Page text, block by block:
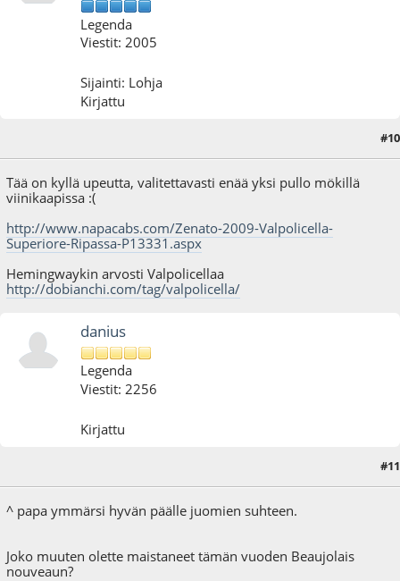
Legenda
Viestit: 2005
Sijainti: Lohja
Kirjattu
#10
Tää on kyllä upeutta, valitettavasti enää yksi pullo mökillä
viinikaapissa :(
http://www.napacabs.com/Zenato-2009-Valpolicella-
Superiore-Ripassa-P13331.aspx
Hemingwaykin arvosti Valpolicellaa
http://dobianchi.com/tag/valpolicella/
danius
Legenda
Viestit: 2256
Kirjattu
#11
^ papa ymmärsi hyvän päälle juomien suhteen.
Joko muuten olette maistaneet tämän vuoden Beaujolais
nouveaun?